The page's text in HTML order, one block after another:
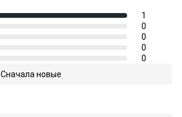
1
0
0
0
0
Сначала новые